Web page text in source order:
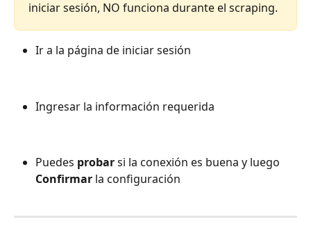
iniciar sesión, NO funciona durante el scraping.
Ir a la página de iniciar sesión
Ingresar la información requerida
Puedes probar si la conexión es buena y luego
Confirmar la configuración